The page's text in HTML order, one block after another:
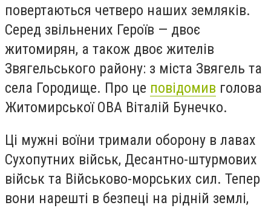
повертаються четверо наших земляків.
Серед звільнених Героїв — двоє
житомирян, а також двоє жителів
Звягельського району: з міста Звягель та
села Городище. Про це повідомив голова
Житомирської ОВА Віталій Бунечко.
Ці мужні воїни тримали оборону в лавах
Сухопутних військ, Десантно-штурмових
військ та Військово-морських сил. Тепер
вони нарешті в безпеці на рідній землі,